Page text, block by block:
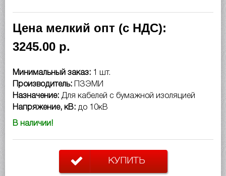
Цена мелкий опт (с НДС):
3245.00 р.
Минимальный заказ:
1 шт.
Производитель:
ПЗЭМИ
Назначение: Для кабелей с бумажной изоляцией
Напряжение, кВ: до 10кВ
В наличии!
КУПИТЬ